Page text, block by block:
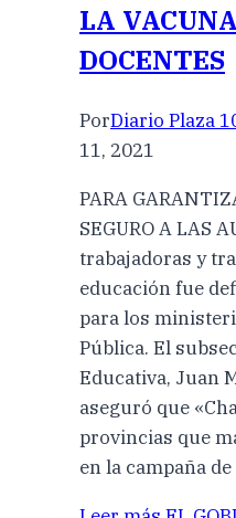
LA
DOCENTES
PorDiario Plaza
11, 2021
PARA
SEGURO A LAS
trabajadoras y
educación fue
para los
Pública. El
Educativa, Juan
aseguró que
provincias que
en la campaña